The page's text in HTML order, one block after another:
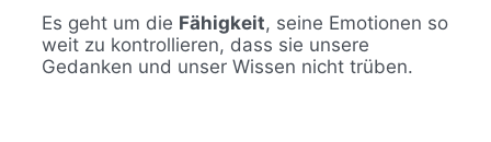
Es geht um die Fähigkeit, seine Emotionen so
weit zu kontrollieren, dass sie unsere
Gedanken und unser Wissen nicht trüben.